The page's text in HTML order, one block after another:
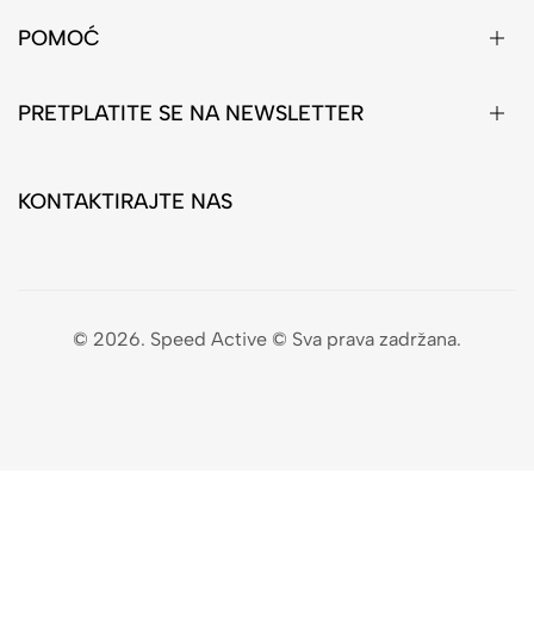
POMOĆ
PRETPLATITE SE NA NEWSLETTER
KONTAKTIRAJTE NAS
© 2026. Speed Active © Sva prava zadržana.